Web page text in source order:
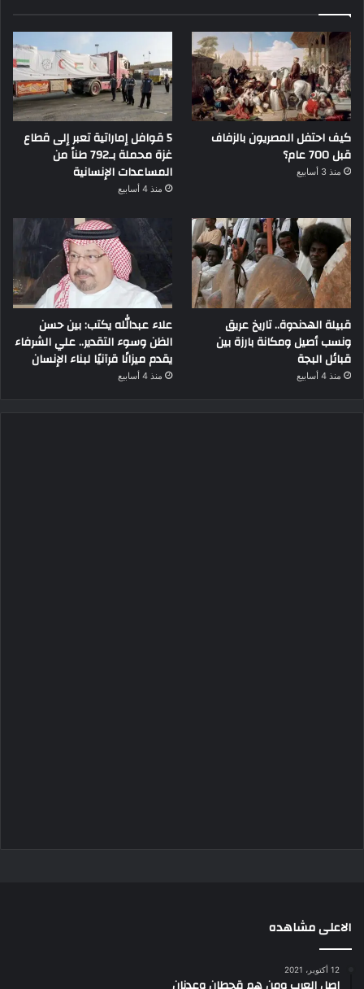
كيف احتفل المصريون بالزفاف
قبل 700 عام؟
منذ 3 أسابيع
5 قوافل إماراتية تعبر إلى قطاع
غزة محملة بـ792 طناً من
المساعدات الإنسانية
منذ 4 أسابيع
قبيلة الهدندوة.. تاريخ عريق
ونسب أصيل ومكانة بارزة بين
قبائل البجة
منذ 4 أسابيع
علاء عبدالله يكتب: بين حسن
الظن وسوء التقدير.. علي الشرفاء
يقدم ميزانًا قرآنيًا لبناء الإنسان
منذ 4 أسابيع
الاعلى مشاهده
12 أكتوبر، 2021